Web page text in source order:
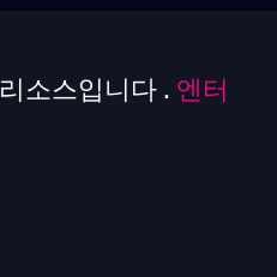
소스입니다 . 엔터